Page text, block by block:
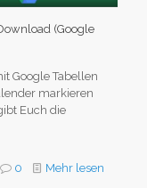
(Google
Google Tabellen
markieren
Euch die
0 Mehr lesen